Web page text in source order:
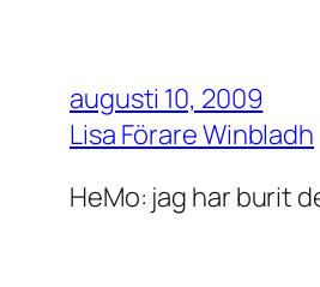
augusti 10, 2009
Lisa Förare Winbladh
HeMo: jag har burit